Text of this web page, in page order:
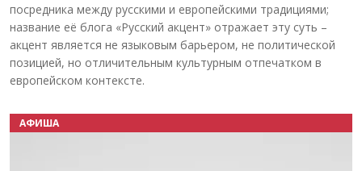
посредника между русскими и европейскими традициями;
название её блога «Русский акцент» отражает эту суть –
акцент является не языковым барьером, не политической
позицией, но отличительным культурным отпечатком в
европейском контексте.
АФИША